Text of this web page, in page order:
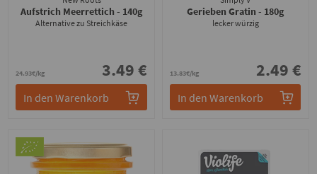
Aufstrich Meerrettich- 140g
Alternative zu Streichkäse
24.93€/kg 3.49 €
In den Warenkorb
Gerieben Gratin- 180g
lecker würzig
13.83€/kg 2.49 €
In den Warenkorb